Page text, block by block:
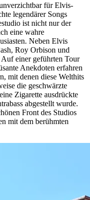
für Elvis-
legendärer Songs
ist nicht nur der
eine wahre
Neben Elvis
Roy Orbison und
einer geführten Tour
Anekdoten erfahren
mit denen diese Welthits
die geschwärzte
Zigarette ausdrückte
abgestellt wurde.
Front des Studios
mit dem berühmten